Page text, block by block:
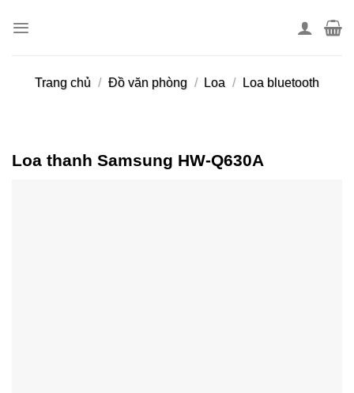
Trang chủ / Đồ văn phòng / Loa / Loa bluetooth
Loa thanh Samsung HW-Q630A